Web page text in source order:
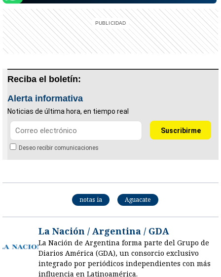
Reciba el boletín:
Alerta informativa
Noticias de última hora, en tiempo real
Deseo recibir comunicaciones
notas ia Aguacate
La Nación / Argentina / GDA
La Nación de Argentina forma parte del Grupo de
Diarios América (GDA), un consorcio exclusivo
integrado por periódicos independientes con más
influencia en Latinoamérica.